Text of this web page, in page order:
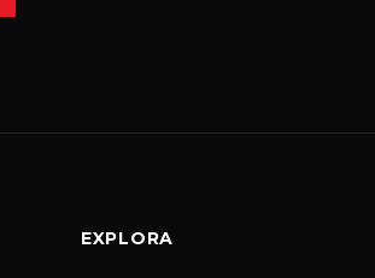
EXPLORA